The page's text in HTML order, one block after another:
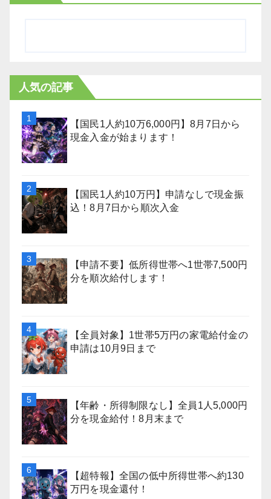
人気の記事
【国民1人約10万6,000円】8月7日から
現金入金が始まります！
【国民1人約10万円】申請なしで現金振
込！8月7日から順次入金
【申請不要】低所得世帯へ1世帯7,500円
分を順次給付します！
【全員対象】1世帯5万円の家電給付金の
申請は10月9日まで
【年齢・所得制限なし】全員1人5,000円
分を現金給付！8月末まで
【超特報】全国の低中所得世帯へ約130
万円を現金還付！